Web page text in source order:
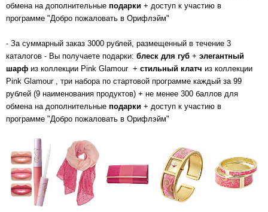
обмена на дополнительные подарки + доступ к участию в
программе "Добро пожаловать в Орифлэйм"
- За суммарный заказ 3000 рублей, размещенный в течение 3
каталогов - Вы получаете подарки: блеск для губ + элегантный
шарф из коллекции Pink Glamour + стильный клатч из коллекции
Pink Glamour , три набора по стартовой программе каждый за 99
рублей (9 наименования продуктов) + не менее 300 баллов для
обмена на дополнительные подарки + доступ к участию в
программе "Добро пожаловать в Орифлэйм"